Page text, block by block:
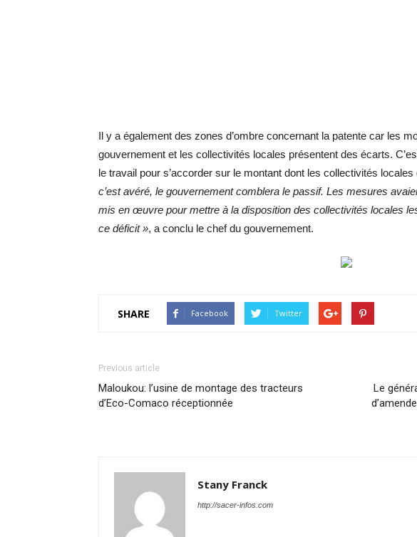
Il y a également des zones d’ombre concernant la patente car les
gouvernement et les collectivités locales présentent des écarts.
le travail pour s’accorder sur le montant dont les collectivités
c’est avéré, le gouvernement comblera le passif. Les mesures
mis en œuvre pour mettre à la disposition des collectivités locales
ce déficit », a conclu le chef du gouvernement.
SHARE Facebook Twitter
Previous article
Maloukou: l’usine de montage des tracteurs
d’Eco-Comaco réceptionnée
Le
Stany Franck
http://sacer-infos.com